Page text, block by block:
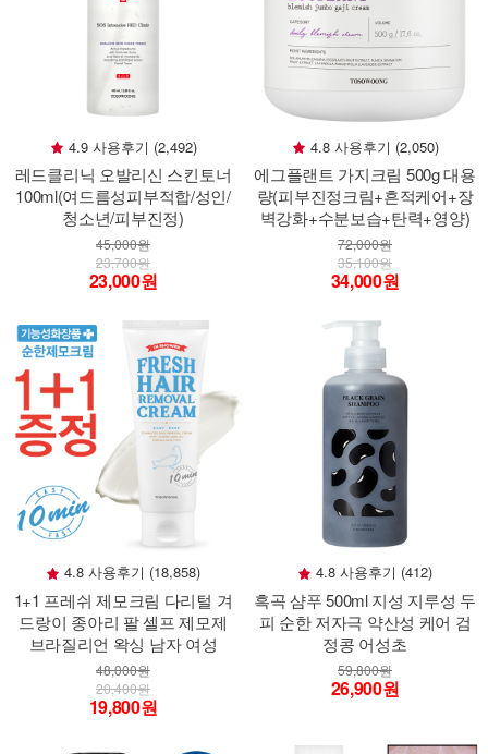
4.9 사용후기 (2,492)
레드클리닉 오발리신 스킨토너
100ml(여드름성피부적합/성인/
청소년/피부진정)
45,000원
23,700원
23,000원
4.8 사용후기 (2,050)
에그플랜트 가지크림 500g 대용
량(피부진정크림+흔적케어+장
벽강화+수분보습+탄력+영양)
72,000원
35,100원
34,000원
4.8 사용후기 (18,858)
1+1 프레쉬 제모크림 다리털 겨
드랑이 종아리 팔 셀프 제모제
브라질리언 왁싱 남자 여성
48,000원
20,400원
19,800원
4.8 사용후기 (412)
흑곡 샴푸 500ml 지성 지루성 두
피 순한 저자극 약산성 케어 검
정콩 어성초
59,800원
26,900원